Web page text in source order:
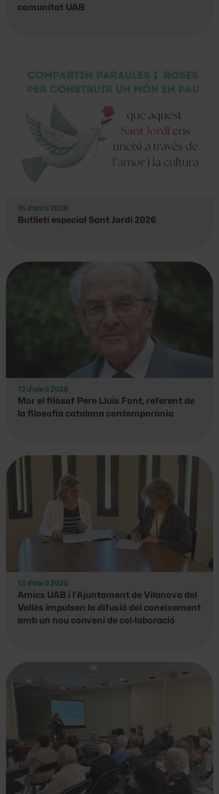
comunitat UAB
15 d'abril 2026
Butlletí especial Sant Jordi 2026
13 d'abril 2026
Mor el filòsof Pere Lluís Font, referent de
la filosofia catalana contemporània
13 d'abril 2026
Amics UAB i l’Ajuntament de Vilanova del
Vallès impulsen la difusió del coneixement
amb un nou conveni de col·laboració